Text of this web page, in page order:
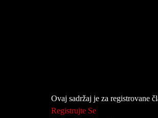
Ovaj sadržaj je za registrovane
Registrujte Se